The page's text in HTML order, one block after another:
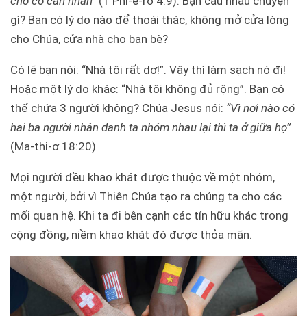
gì? Bạn có lý do nào để thoái thác, không mở cửa lòng
cho Chúa, cửa nhà cho bạn bè?
Có lẽ bạn nói: “Nhà tôi rất dơ!”. Vậy thì làm sạch nó đi!
Hoặc một lý do khác: “Nhà tôi không đủ rộng”. Bạn có
thể chứa 3 người không? Chúa Jesus nói: “Vì nơi nào có
hai ba người nhân danh ta nhóm nhau lại thì ta ở giữa họ”
(Ma-thi-ơ 18:20)
Mọi người đều khao khát được thuộc về một nhóm,
một người, bởi vì Thiên Chúa tạo ra chúng ta cho các
mối quan hệ. Khi ta đi bên cạnh các tín hữu khác trong
cộng đồng, niềm khao khát đó được thỏa mãn.